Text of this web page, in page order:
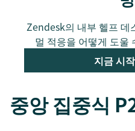
Zendesk의 내부 헬프 데
멀 적응을 어떻게 도울
지금 시
중앙 집중식